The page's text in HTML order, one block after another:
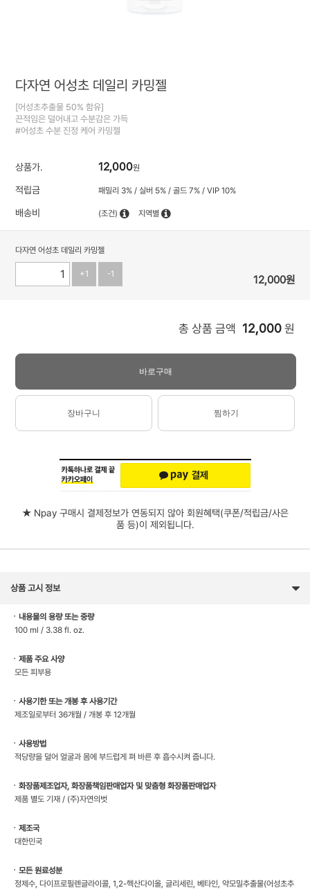
다자연 어성초 데일리 카밍젤
[어성초추출물 50% 함유]
끈적임은 덜어내고 수분감은 가득
#어성초 수분 진정 케어 카밍젤
상품가. 12,000원
적립금 패밀리 3% / 실버 5% / 골드 7% / VIP 10%
배송비 (조건) 지역별
다자연 어성초 데일리 카밍젤
+1 -1 12,000원
총 상품 금액 12,000 원
바로구매
장바구니 찜하기
★ Npay 구매시 결제정보가 연동되지 않아 회원혜택(쿠폰/적립금/사은
품 등)이 제외됩니다.
상품 고시 정보
ㆍ내용물의 용량 또는 중량
100 ml / 3.38 fl. oz.
ㆍ제품 주요 사양
모든 피부용
ㆍ사용기한 또는 개봉 후 사용기간
제조일로부터 36개월 / 개봉 후 12개월
ㆍ사용방법
적당량을 덜어 얼굴과 몸에 부드럽게 펴 바른 후 흡수시켜 줍니다.
ㆍ화장품제조업자, 화장품책임판매업자 및 맞춤형 화장품판매업자
제품 별도 기재 / (주)자연의벗
ㆍ제조국
대한민국
ㆍ모든 원료성분
정제수, 다이프로필렌글라이콜, 1,2-헥산다이올, 글리세린, 베타인, 약모밀추출물(어성초추